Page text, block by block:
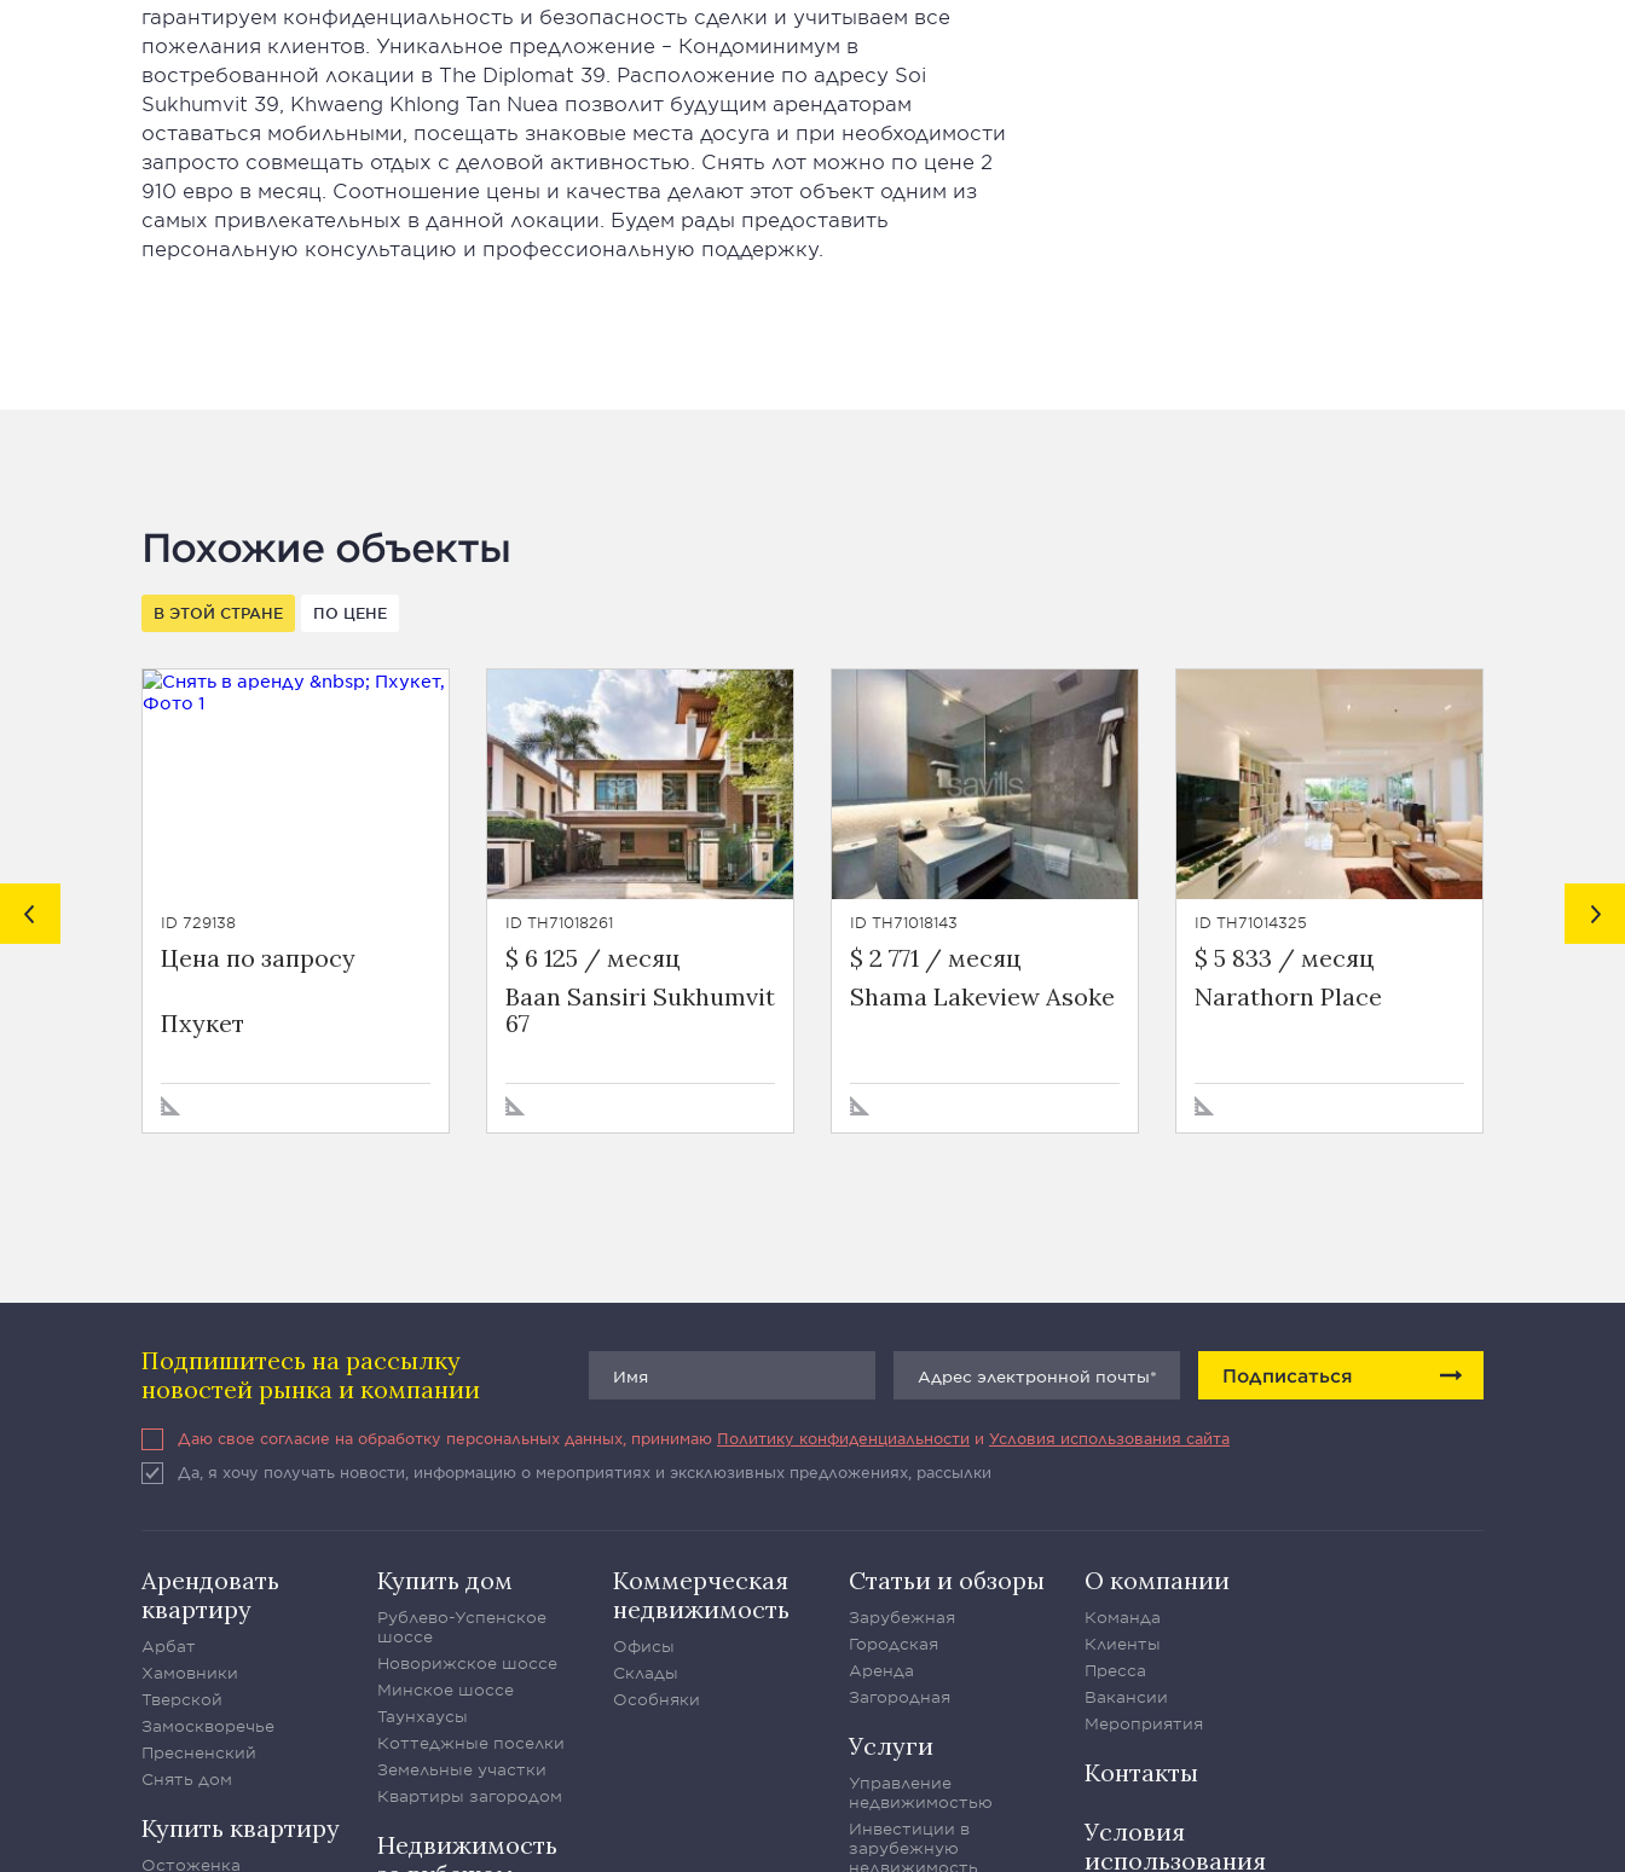
гарантируем конфиденциальность и безопасность сделки и учитываем все
пожелания клиентов. Уникальное предложение – Кондоминимум в
востребованной локации в The Diplomat 39. Расположение по адресу Soi
Sukhumvit 39, Khwaeng Khlong Tan Nuea позволит будущим арендаторам
оставаться мобильными, посещать знаковые места досуга и при необходимости
запросто совмещать отдых с деловой активностью. Снять лот можно по цене 2
910 евро в месяц. Соотношение цены и качества делают этот объект одним из
самых привлекательных в данной локации. Будем рады предоставить
персональную консультацию и профессиональную поддержку.
Похожие объекты
В ЭТОЙ СТРАНЕ ПО ЦЕНЕ
ID 729138
Цена по запросу
Пхукет
ID TH71018261
$ 6 125 / месяц
Baan Sansiri Sukhumvit
67
ID TH71018143
$ 2 771 / месяц
Shama Lakeview Asoke
ID TH71014325
$ 5 833 / месяц
Narathorn Place
ID
Подпишитесь на рассылку
новостей рынка и компании
Подписаться
Даю свое согласие на обработку персональных данных, принимаю Политику конфиденциальности и Условия использования сайта
Да, я хочу получать новости, информацию о мероприятиях и эксклюзивных предложениях, рассылки
Арендовать
квартиру
Арбат
Хамовники
Тверской
Замоскворечье
Пресненский
Снять дом
Купить квартиру
Остоженка
Купить дом
Рублево-Успенское
шоссе
Новорижское шоссе
Минское шоссе
Таунхаусы
Коттеджные поселки
Земельные участки
Квартиры загородом
Недвижимость
Коммерческая
недвижимость
Офисы
Склады
Особняки
Статьи и обзоры
Зарубежная
Городская
Аренда
Загородная
Услуги
Управление
недвижимостью
Инвестиции в
зарубежную
недвижимость
О компании
Команда
Клиенты
Пресса
Вакансии
Мероприятия
Контакты
Условия
использования